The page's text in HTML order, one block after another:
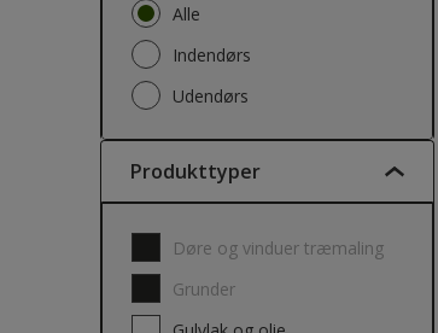
Alle
Indendørs
Udendørs
Produkttyper
Døre og vinduer træmaling
Grunder